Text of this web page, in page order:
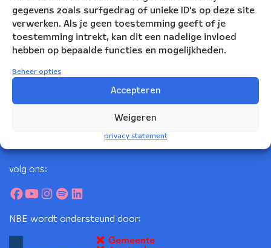
gegevens zoals surfgedrag of unieke ID's op deze site
verwerken. Als je geen toestemming geeft of je
toestemming intrekt, kan dit een nadelige invloed
hebben op bepaalde functies en mogelijkheden.
Beheer opties
Accepteren
Weigeren
privacy statement
Nederlands Blazers Ensemble
Korte Leidsedwarsstraat 12
volg ons:
NBE wordt ondersteund door: